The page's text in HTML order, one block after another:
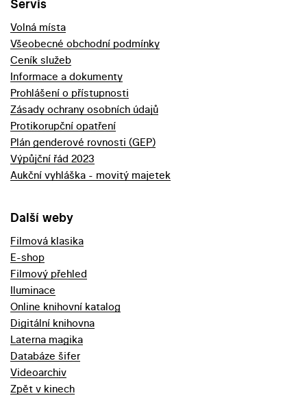
Servis
Volná místa
Všeobecné obchodní podmínky
Ceník služeb
Informace a dokumenty
Prohlášení o přístupnosti
Zásady ochrany osobních údajů
Protikorupční opatření
Plán genderové rovnosti (GEP)
Výpůjční řád 2023
Aukční vyhláška - movitý majetek
Další weby
Filmová klasika
E-shop
Filmový přehled
Iluminace
Online knihovní katalog
Digitální knihovna
Laterna magika
Databáze šifer
Videoarchiv
Zpět v kinech